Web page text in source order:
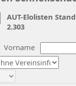
Vorname
AUT-Elolisten
2.303